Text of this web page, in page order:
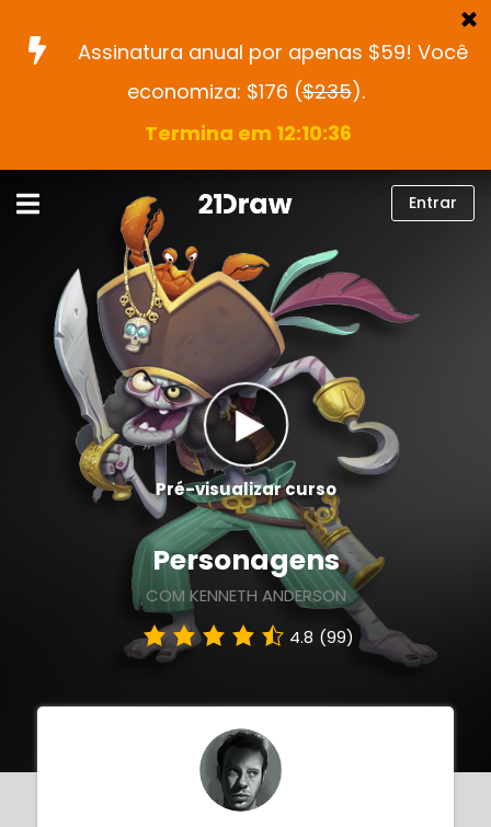
Assinatura anual por apenas $59! Você
economiza: $176 ($235).
Termina em 12:10:35
Blog
Sobre nós
Entrar
Português
Entrar
Pré-visualizar curso
Personagens
COM KENNETH ANDERSON
4.8 (99)